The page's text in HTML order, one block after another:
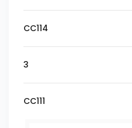
CC114
3
CC111